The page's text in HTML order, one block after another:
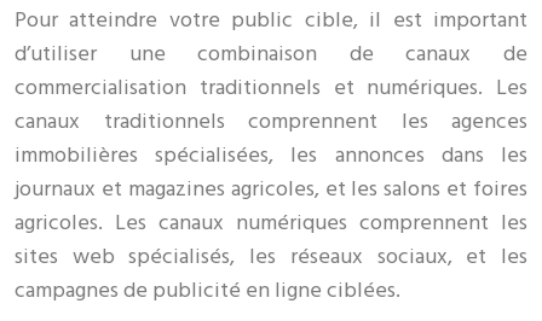
Pour atteindre votre public cible, il est important
d’utiliser une combinaison de canaux de
commercialisation traditionnels et numériques. Les
canaux traditionnels comprennent les agences
immobilières spécialisées, les annonces dans les
journaux et magazines agricoles, et les salons et foires
agricoles. Les canaux numériques comprennent les
sites web spécialisés, les réseaux sociaux, et les
campagnes de publicité en ligne ciblées.